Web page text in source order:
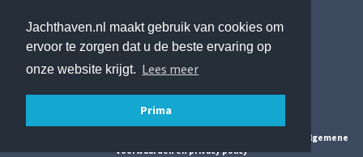
Jachthaven.nl maakt gebruik van cookies om
ervoor te zorgen dat u de beste ervaring op
onze website krijgt. Lees meer
Prima
Jachthavens In Utrecht
algemene
voorwaarden en privacy policy